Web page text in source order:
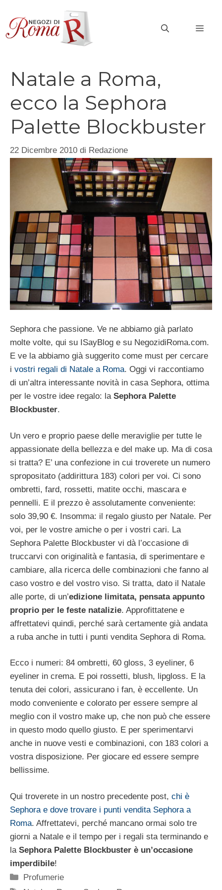
contenuto
Natale a Roma,
ecco la Sephora
Palette Blockbuster
22 Dicembre 2010 di Redazione
Sephora che passione. Ve ne abbiamo già parlato
molte volte, qui su ISayBlog e su NegozidiRoma.com.
E ve la abbiamo già suggerito come must per cercare
i vostri regali di Natale a Roma. Oggi vi raccontiamo
di un’altra interessante novità in casa Sephora, ottima
per le vostre idee regalo: la Sephora Palette
Blockbuster.
Un vero e proprio paese delle meraviglie per tutte le
appassionate della bellezza e del make up. Ma di cosa
si tratta? E’ una confezione in cui troverete un numero
spropositato (addirittura 183) colori per voi. Ci sono
ombretti, fard, rossetti, matite occhi, mascara e
pennelli. E il prezzo è assolutamente conveniente:
solo 39,90 €. Insomma: il regalo giusto per Natale. Per
voi, per le vostre amiche o per i vostri cari. La
Sephora Palette Blockbuster vi dà l’occasione di
truccarvi con originalità e fantasia, di sperimentare e
cambiare, alla ricerca delle combinazioni che fanno al
caso vostro e del vostro viso. Si tratta, dato il Natale
alle porte, di un’edizione limitata, pensata appunto
proprio per le feste natalizie. Approfittatene e
affrettatevi quindi, perché sarà certamente già andata
a ruba anche in tutti i punti vendita Sephora di Roma.
Ecco i numeri: 84 ombretti, 60 gloss, 3 eyeliner, 6
eyeliner in crema. E poi rossetti, blush, lipgloss. E la
tenuta dei colori, assicurano i fan, è eccellente. Un
modo conveniente e colorato per essere sempre al
meglio con il vostro make up, che non può che essere
in questo modo quello giusto. E per sperimentarvi
anche in nuove vesti e combinazioni, con 183 colori a
vostra disposizione. Per giocare ed essere sempre
bellissime.
Qui troverete in un nostro precedente post, chi è
Sephora e dove trovare i punti vendita Sephora a
Roma. Affrettatevi, perché mancano ormai solo tre
giorni a Natale e il tempo per i regali sta terminando e
la Sephora Palette Blockbuster è un’occasione
imperdibile!
Categorie
Profumerie